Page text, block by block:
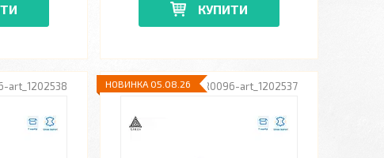
КУПИТИ
art_1202538 R0096-art_1202537
НОВИНКА 05.08.26